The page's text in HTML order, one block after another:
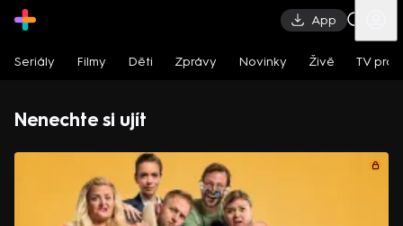
App
Seriály Filmy Děti Zprávy Novinky Živě TV
Nenechte si ujít